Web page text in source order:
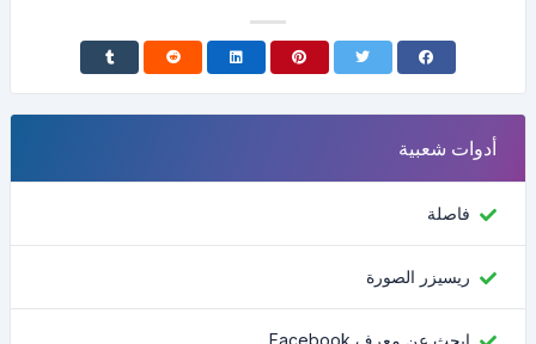
أدوات شعبية
فاصلة
ريسيزر الصورة
ابحث عن معرف Facebook